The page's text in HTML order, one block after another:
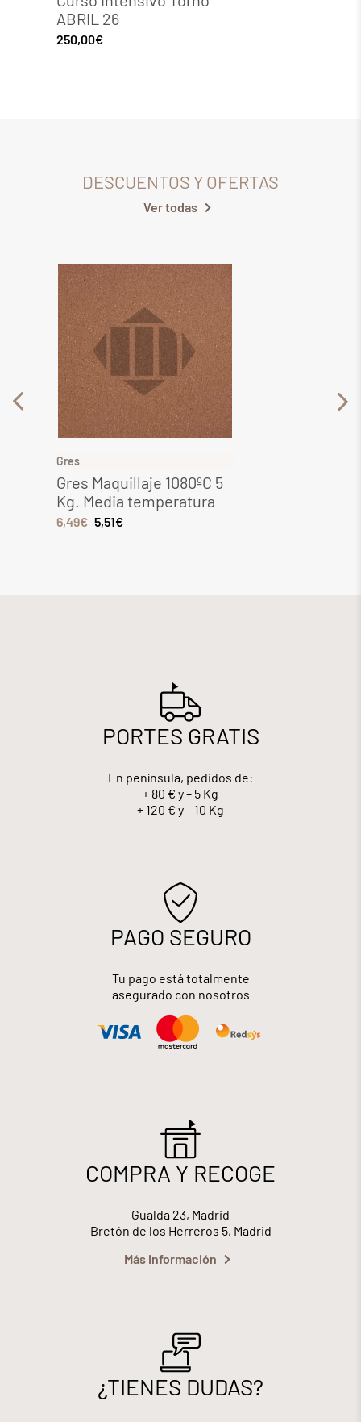
ABRIL 26
250,00€
DESCUENTOS Y OFERTAS
Ver todas
Gres
Gres Maquillaje 1080ºC 5
Kg. Media temperatura
6,49€ 5,51€
PORTES GRATIS
En península, pedidos de:
+ 80 € y – 5 Kg
+ 120 € y – 10 Kg
PAGO SEGURO
Tu pago está totalmente
asegurado con nosotros
COMPRA Y RECOGE
Gualda 23, Madrid
Bretón de los Herreros 5, Madrid
Más información
¿TIENES DUDAS?